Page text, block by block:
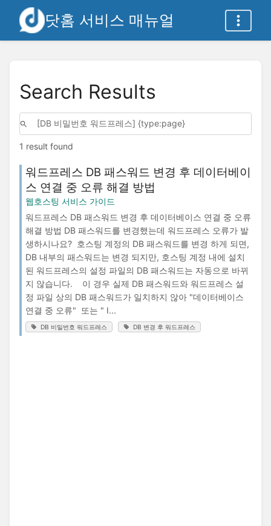
닷홈 서비스 매뉴얼
Search Results
1 result found
워드프레스 DB 패스워드 변경 후 데이터베이
스 연결 중 오류 해결 방법
웹호스팅 서비스 가이드
워드프레스 DB 패스워드 변경 후 데이터베이스 연결 중 오류
해결 방법 DB 패스워드를 변경했는데 워드프레스 오류가 발
생하시나요? 호스팅 계정의 DB 패스워드를 변경 하게 되면,
DB 내부의 패스워드는 변경 되지만, 호스팅 계정 내에 설치
된 워드프레스의 설정 파일의 DB 패스워드는 자동으로 바뀌
지 않습니다. 이 경우 실제 DB 패스워드와 워드프레스 설
정 파일 상의 DB 패스워드가 일치하지 않아 "데이터베이스
연결 중 오류" 또는 " I...
DB 비밀번호 워드프레스 DB 변경 후 워드프레스